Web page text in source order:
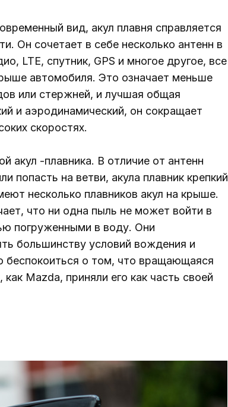
вид, акул плавня справляется
Он сочетает в себе несколько антенн в
LTE, спутник, GPS и многое другое, все
автомобиля. Это означает меньше
или стержней, и лучшая общая
и аэродинамический, он сокращает
скоростях.
акул -плавника. В отличие от антенн
попасть на ветви, акула плавник крепкий
несколько плавников акул на крыше.
что ни одна пыль не может войти в
погруженными в воду. Они
большинству условий вождения и
беспокоиться о том, что вращающаяся
Mazda, приняли его как часть своей